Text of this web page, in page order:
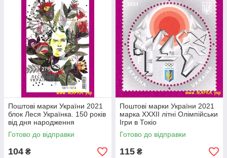
Поштові марки України 2021
блок Леся Українка. 150 років
від дня народження
Готово до відправки
104 ₴
Поштові марки України 2021
марка XXXІІ літні Олімпійськи
Ігри в Токіо
Готово до відправки
115 ₴